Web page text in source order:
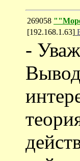
269058
[192.168.1.63]
-